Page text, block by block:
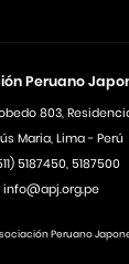
Peruano
803,
Maria, Lima - Perú
5187450, 5187500
info@apj.org.pe
Peruano